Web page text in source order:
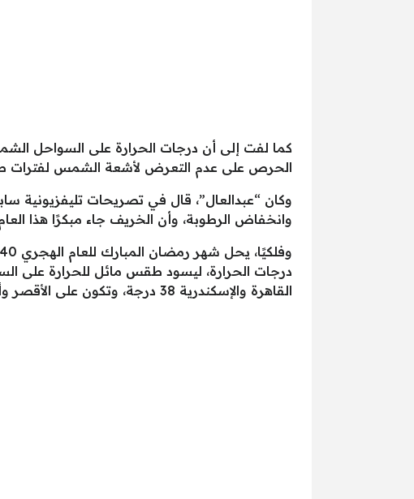
كما لفت إلى أن درجات الحرارة على السواحل
الحرص على عدم التعرض لأشعة الشمس لفترات طويلة، خاصة
وكان “عبدالعال”، قال في تصريحات تليفزيونية
وانخفاض الرطوبة، وأن الخريف جاء مبكرًا هذا
درجات الحرارة، ليسود طقس مائل للحرارة على
القاهرة والإسكندرية 38 درجة، وتكون على الأقصر وأسوان والوادي الجديد 41 درجة.